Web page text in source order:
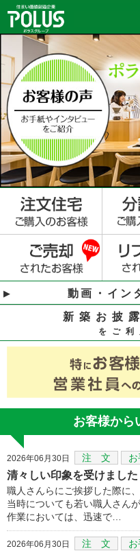
動画・イン
新築お披
をご
お客様から
2026年06月30日 注 文
清々しい印象を受けました
職人さんらにご挨拶した際に
当時についても若い職人さん
作業においては、迅速で…
2026年06月30日 注 文